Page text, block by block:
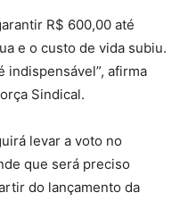
R$ 600,00 até
e o custo de vida subiu.
indispensável”, afirma
Sindical.
levar a voto no
que será preciso
do lançamento da